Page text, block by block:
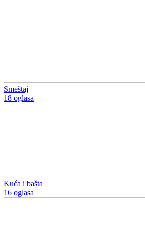
Smeštaj
18 oglasa
Kuća i bašta
16 oglasa